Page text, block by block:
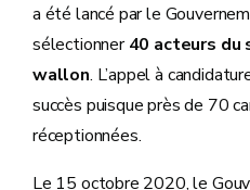
a été lancé par le
sélectionner40 acteurs du
wallon. L’appel à
succès puisque près de 70
réceptionnées.
Le 15 octobre 2020, le